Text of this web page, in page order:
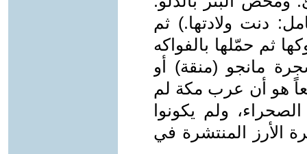
دنت ولادتها.) ثم
ثم حمّلها بالفواكه
مانجو (منقة) أو
هو أن عرب مكة لم
ولم يكونوا
الأرز المنتشرة في